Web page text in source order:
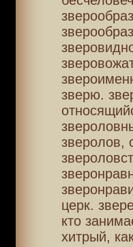
зверю.
зверолов,
церк.
кто
хитрый,